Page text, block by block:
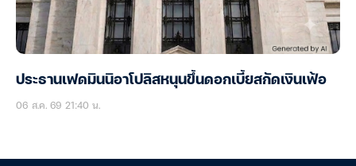
ประธานเฟดมินนิอาโปลิสหนุนขึ้นดอกเบี้ยสกัดเงินเฟ้อ
06 ส.ค. 69 21:40 น.